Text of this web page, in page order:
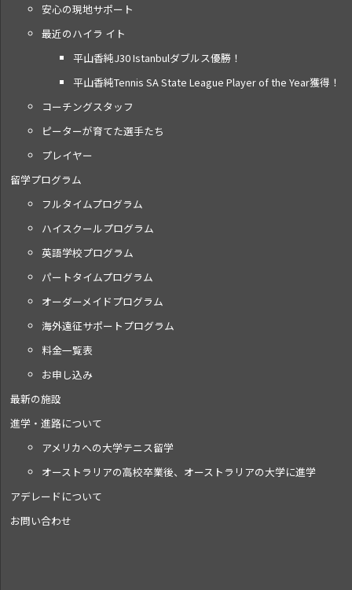
安心の現地サポート
最近のハイラ イト
平山香純J30 Istanbulダブルス優勝！
平山香純Tennis SA State League Player of the Year獲得！
コーチングスタッフ
ピーターが育てた選手たち
プレイヤー
留学プログラム
フルタイムプログラム
ハイスクールプログラム
英語学校プログラム
パートタイムプログラム
オーダーメイドプログラム
海外遠征サポートプログラム
料金一覧表
お申し込み
最新の施設
進学・進路について
アメリカへの大学テニス留学
オーストラリアの高校卒業後、オーストラリアの大学に進学
アデレードについて
お問い合わせ